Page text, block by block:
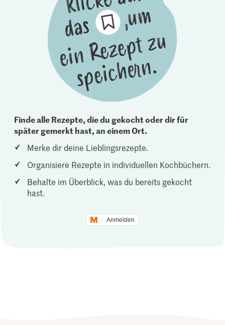
Finde alle Rezepte, die du gekocht oder dir für
später gemerkt hast, an einem Ort.
Merke dir deine Lieblingsrezepte.
Organisiere Rezepte in individuellen Kochbüchern.
Behalte im Überblick, was du bereits gekocht
hast.
Anmelden